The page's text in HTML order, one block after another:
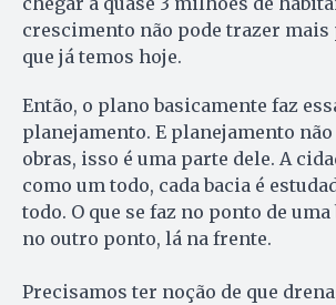
crescimento não pode trazer mais
que já temos hoje.
Então, o plano basicamente faz
planejamento. E planejamento
obras, isso é uma parte dele. A
como um todo, cada bacia é
todo. O que se faz no ponto de
no outro ponto, lá na frente.
Precisamos ter noção de que